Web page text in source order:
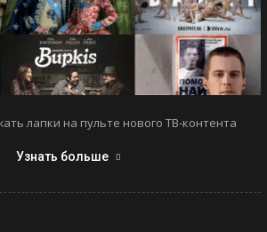
лапки на пульте нового ТВ-контента
Узнать больше